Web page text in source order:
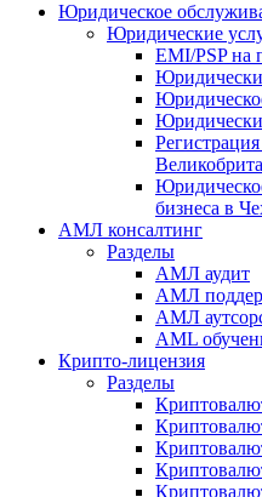
Юридическое
Юридические
EMI/PSP на
бизнеса в
АМЛ консалтинг
Разделы
АМЛ аудит
АМЛ
АМЛ
AML
Крипто-лицензия
Разделы